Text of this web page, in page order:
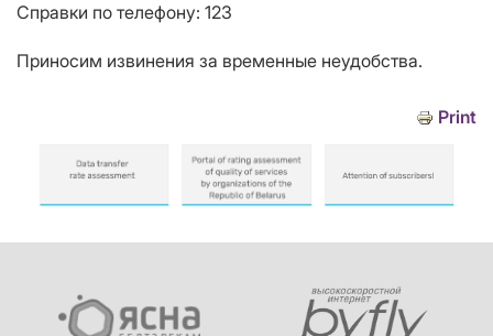
Справки по телефону: 123
Приносим извинения за временные неудобства.
Print